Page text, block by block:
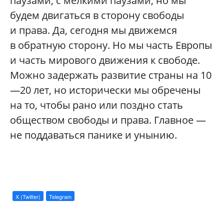
будем двигаться в сторону свободы
и права. Да, сегодня мы движемся
в обратную сторону. Но мы часть Европы
и часть мирового движения к свободе.
Можно задержать развитие страны на 10
—20 лет, но исторически мы обречены
на то, чтобы рано или поздно стать
обществом свободы и права. Главное —
не поддаваться панике и унынию.
X (Twitter) Telegram